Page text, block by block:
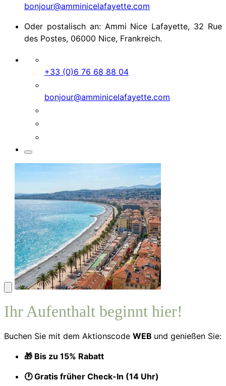
bonjour@amminicelafayette.com
Oder postalisch an: Ammi Nice Lafayette, 32 Rue
des Postes, 06000 Nice, Frankreich.
+33 (0)6 76 68 88 04
bonjour@amminicelafayette.com
Ihr Aufenthalt beginnt hier!
Buchen Sie mit dem Aktionscode WEB und genießen Sie:
🎁 Bis zu 15% Rabatt
🕐 Gratis früher Check-In (14 Uhr)